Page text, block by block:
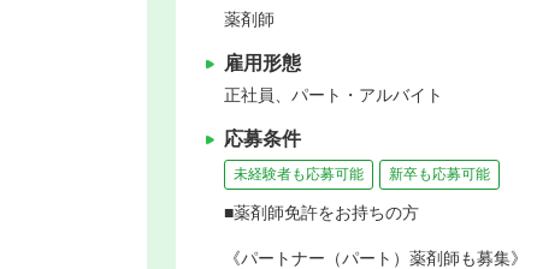
薬剤師
雇用形態
正社員、パート・アルバイト
応募条件
未経験者も応募可能 新卒も応募可能
■薬剤師免許をお持ちの方
《パートナー（パート）薬剤師も募集》